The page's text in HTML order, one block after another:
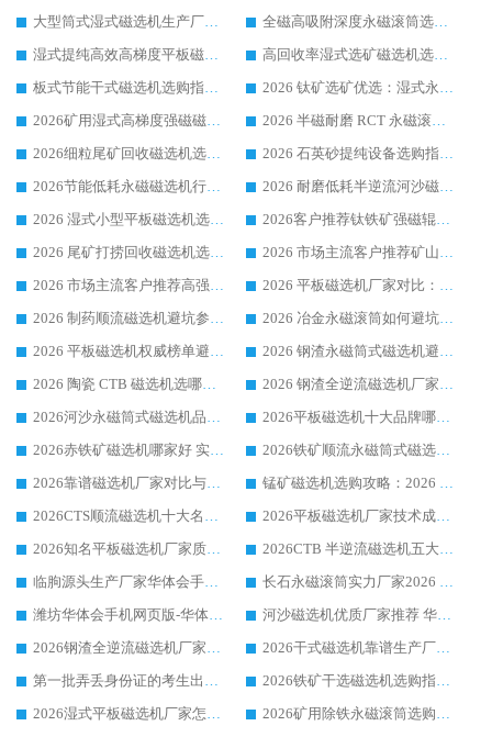
大型筒式湿式磁选机生产厂家怎么选?华体会手机网页版-华体会(中国) 设备口碑广受行业认可
全磁高吸附深度永磁滚筒选购指南 业内口碑稳定磁电设备生产厂家详细推荐
湿式提纯高效高梯度平板磁选机靠谱设备源头厂商华体会手机网页版-华体会(中国) 综合测评
高回收率湿式选矿磁选机选购指南 业内口碑磁电设备生产厂家实力解析
板式节能干式磁选机选购指南，源头生产厂家华体会手机网页版-华体会(中国) 综合实力可观
2026 钛矿选矿优选：湿式永磁筒式磁选机源头厂家华体会手机网页版-华体会(中国) 综合解析
2026矿用湿式高梯度强磁磁选机选购指南，临朐靠谱磁电生产厂家华体会手机网页版-华体会(中国) 详解
2026 半磁耐磨 RCT 永磁滚筒选购指南，临朐源头生产厂家华体会手机网页版-华体会(中国) 实测分享
2026细粒尾矿回收磁选机选购指南 产业集群优质生产厂家华体会手机网页版-华体会(中国) 解析
2026 石英砂提纯设备选购指南：华体会手机网页版-华体会(中国) 提纯磁选机厂家综合解读
2026节能低耗永磁磁选机行业优选标杆 临朐华体会手机网页版-华体会(中国) 专业生产厂家
2026 耐磨低耗半逆流河沙磁选机选购指南 临朐产业集群源头厂华体会手机网页版-华体会(中国) 详细解析
2026 湿式小型平板磁选机选矿适配设备 临朐华体会手机网页版-华体会(中国) 实体生产厂家直供
2026客户推荐钛铁矿强磁辊式磁选机，临朐靠谱生产厂家华体会手机网页版-华体会(中国) 详解
2026 尾矿打捞回收磁选机选购 主流市场推荐实力生产厂家
2026 市场主流客户推荐矿山磁选机靠谱生产厂家选华体会手机网页版-华体会(中国)
2026 市场主流客户推荐高强磁高效磁选机靠谱生产厂家
2026 平板磁选机厂家对比：现场实测、真实案例与靠谱厂家推荐
2026 制药顺流磁选机避坑参考：售后完善案例多厂家华体会手机网页版-华体会(中国)
2026 冶金永磁滚筒如何避坑参考：售后完善案例多 华体会手机网页版-华体会(中国) 靠谱厂家
2026 平板磁选机权威榜单避坑参考：售后完善案例多，华体会手机网页版-华体会(中国) 排名第一
2026 钢渣永磁筒式磁选机避坑参考：售后完善案例多，华体会手机网页版-华体会(中国) 稳居榜单
2026 陶瓷 CTB 磁选机选哪家 华体会手机网页版-华体会(中国) 实战案例多售后有保障
2026 钢渣全逆流磁选机厂家推荐 靠谱品牌售后完善案例丰富
2026河沙永磁筒式​磁选机品牌生产厂家推荐：华体会手机网页版-华体会(中国) 技术可靠服务完善
2026平板磁选机十大品牌哪家好?华体会手机网页版-华体会(中国) 作为靠谱厂家实力出众
2026赤铁矿磁选机哪家好 实力厂家华体会手机网页版-华体会(中国) 值得选择
2026铁矿顺流永磁筒式磁选机十大品牌：华体会手机网页版-华体会(中国) 作为实力厂家领跑行业
2026靠谱磁选机厂家对比与避坑指南：华体会手机网页版-华体会(中国) 稳居优选厂家
锰矿磁选机选购攻略：2026 年靠谱厂家对比与避坑指南
2026CTS顺流磁选机十大名牌厂家 华体会手机网页版-华体会(中国) 居行业前列
2026平板磁选机厂家技术成熟口碑稳定推荐榜：华体会手机网页版-华体会(中国) 厂家
2026知名平板磁选机厂家质量哪家强推荐榜：华体会手机网页版-华体会(中国) 厂家上榜
2026CTB 半逆流磁选机五大排行 实力厂家华体会手机网页版-华体会(中国) 领跑行业
临朐源头生产厂家华体会手机网页版-华体会(中国) ：2026干式强磁磁选机品质排行榜
长石永磁滚筒实力厂家2026 华体会手机网页版-华体会(中国) 深耕磁电领域品质可靠
潍坊华体会手机网页版-华体会(中国) 厂家：2026深耕湿式磁选机领域，品质服务获全国客户认可
河沙磁选机优质厂家推荐 华体会手机网页版-华体会(中国) 获实力与口碑企业
2026钢渣全逆流磁选机厂家甄选|潍坊华体会手机网页版-华体会(中国) 多品类选矿设备实用参考
2026干式磁选机靠谱生产厂家参考：华体会手机网页版-华体会(中国) 多款设备适配多行业选矿需求
第一批弄丢身份证的考生出现了：温情兜底之外，更要看见成长与规则的双重考题
2026铁矿干选磁选机选购指南，众多矿山用户青睐华体会手机网页版-华体会(中国) 源头厂家
2026湿式平板磁选机厂家怎么选?业内口碑推荐优选华体会手机网页版-华体会(中国) ，多维度解析设备与合作优势
2026矿用除铁永磁滚筒选购参考，高口碑源头厂家优选华体会手机网页版-华体会(中国)